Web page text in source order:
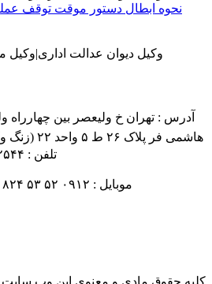
نحوه ابطال دستور موقت توقف
آدرس : تهران خ ولیعصر بین چهارراه
هاشمی فر پلاک ۲۶ ط ۵ واحد ۲۲ (زنگ وکالت و دندانپزشکی)
تلفن :
موبایل : ۰۹۱۲ ۵۲ ۵۳ ۸۲۴ --- ۰۹۹۱